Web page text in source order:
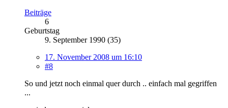
Beiträge
6
Geburtstag
9. September 1990 (35)
17. November 2008 um 16:10
#8
So und jetzt noch einmal quer durch .. einfach mal gegriffen
...